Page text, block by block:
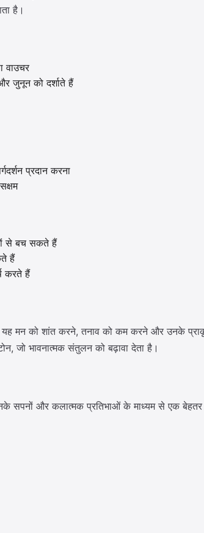
है।
वाउचर
जुनून को दर्शाते हैं
प्रदान करना
से बच सकते हैं
हैं
करते हैं
यह मन को शांत करने, तनाव को कम करने और उनके
जो भावनात्मक संतुलन को बढ़ावा देता है।
सपनों और कलात्मक प्रतिभाओं के माध्यम से एक